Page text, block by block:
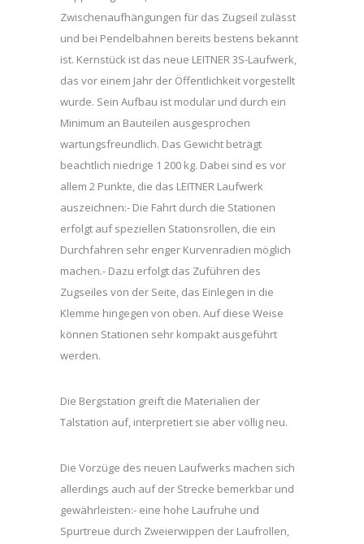
Zwischenaufhängungen für das Zugseil zulässt
und bei Pendelbahnen bereits bestens bekannt
ist. Kernstück ist das neue LEITNER 3S-Laufwerk,
das vor einem Jahr der Öffentlichkeit vorgestellt
wurde. Sein Aufbau ist modular und durch ein
Minimum an Bauteilen ausgesprochen
wartungsfreundlich. Das Gewicht beträgt
beachtlich niedrige 1 200 kg. Dabei sind es vor
allem 2 Punkte, die das LEITNER Laufwerk
auszeichnen:- Die Fahrt durch die Stationen
erfolgt auf speziellen Stationsrollen, die ein
Durchfahren sehr enger Kurvenradien möglich
machen.- Dazu erfolgt das Zuführen des
Zugseiles von der Seite, das Einlegen in die
Klemme hingegen von oben. Auf diese Weise
können Stationen sehr kompakt ausgeführt
werden.
Die Bergstation greift die Materialien der
Talstation auf, interpretiert sie aber völlig neu.
Die Vorzüge des neuen Laufwerks machen sich
allerdings auch auf der Strecke bemerkbar und
gewährleisten:- eine hohe Laufruhe und
Spurtreue durch Zweierwippen der Laufrollen,